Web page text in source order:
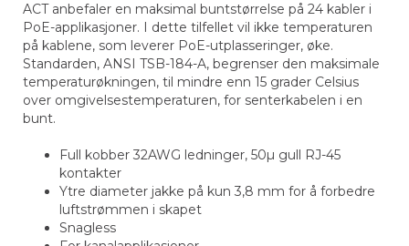
ACT anbefaler en maksimal buntstørrelse på 24 kabler i
PoE-applikasjoner. I dette tilfellet vil ikke temperaturen
på kablene, som leverer PoE-utplasseringer, øke.
Standarden, ANSI TSB-184-A, begrenser den maksimale
temperaturøkningen, til mindre enn 15 grader Celsius
over omgivelsestemperaturen, for senterkabelen i en
bunt.
Full kobber 32AWG ledninger, 50µ gull RJ-45
kontakter
Ytre diameter jakke på kun 3,8 mm for å forbedre
luftstrømmen i skapet
Snagless